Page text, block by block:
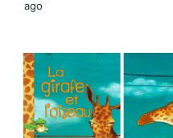
ago